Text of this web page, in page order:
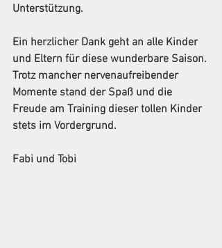
Unterstützung.
Ein herzlicher Dank geht an alle Kinder
und Eltern für diese wunderbare Saison.
Trotz mancher nervenaufreibender
Momente stand der Spaß und die
Freude am Training dieser tollen Kinder
stets im Vordergrund.
Fabi und Tobi